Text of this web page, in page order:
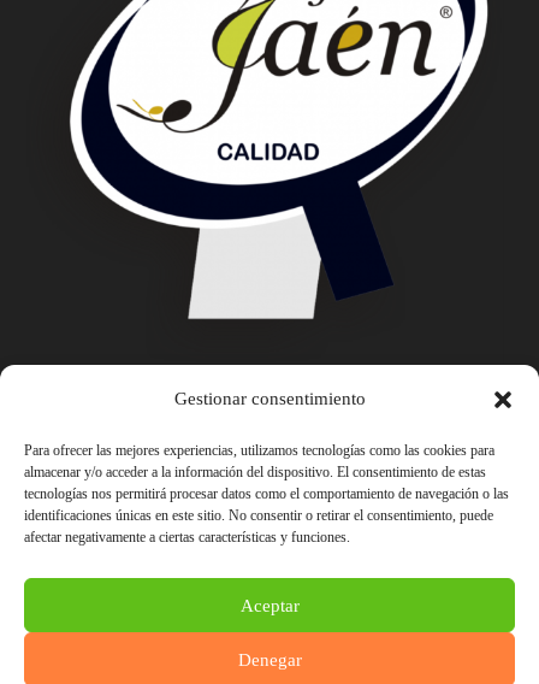
Gestionar consentimiento
Para ofrecer las mejores experiencias, utilizamos tecnologías como las cookies para
almacenar y/o acceder a la información del dispositivo. El consentimiento de estas
tecnologías nos permitirá procesar datos como el comportamiento de navegación o las
identificaciones únicas en este sitio. No consentir o retirar el consentimiento, puede
afectar negativamente a ciertas características y funciones.
Aceptar
Denegar